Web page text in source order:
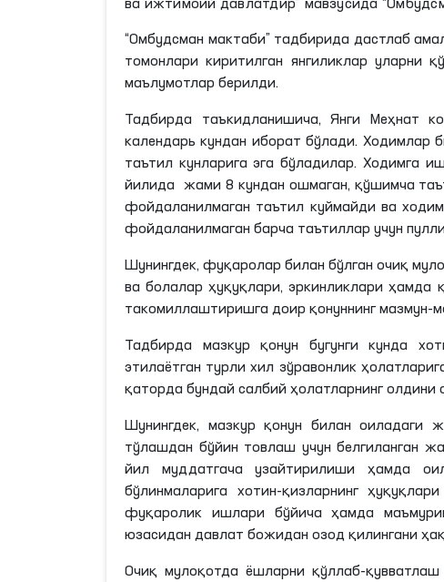
ва ижтимоий давлатдир” мавзусида
“Омбудсман мактаби” тадбирида дастлаб
томонлари киритилган янгиликлар уларни
маълумотлар берилди.
Тадбирда таъкидланишича, Янги Меҳнат
календарь кундан иборат бўлади.
таътил кунларига эга бўладилар. Ходимга
йилида жами 8 кундан ошмаган, қўшимча
фойдаланилмаган таътил куймайди ва
фойдаланилмаган барча таътиллар учун
Шунингдек, фуқаролар билан бўлган очиқ
ва болалар ҳуқуқлари, эркинликлари
такомиллаштиришга доир қонуннинг мазмун-
Тадбирда мазкур қонун бугунги кунда
этилаётган турли хил зўравонлик
қаторда бундай салбий ҳолатларнинг
Шунингдек, мазкур қонун билан оиладаги
тўлашдан бўйин товлаш учун белгиланган
йил муддатгача узайтирилиши ҳамда
бўлинмаларига хотин-қизларнинг
фуқаролик ишлари бўйича ҳамда
юзасидан давлат божидан озод қилингани
Очиқ мулоқотда ёшларни қўллаб-